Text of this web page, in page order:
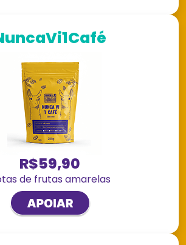
R$59,90
de frutas amarelas